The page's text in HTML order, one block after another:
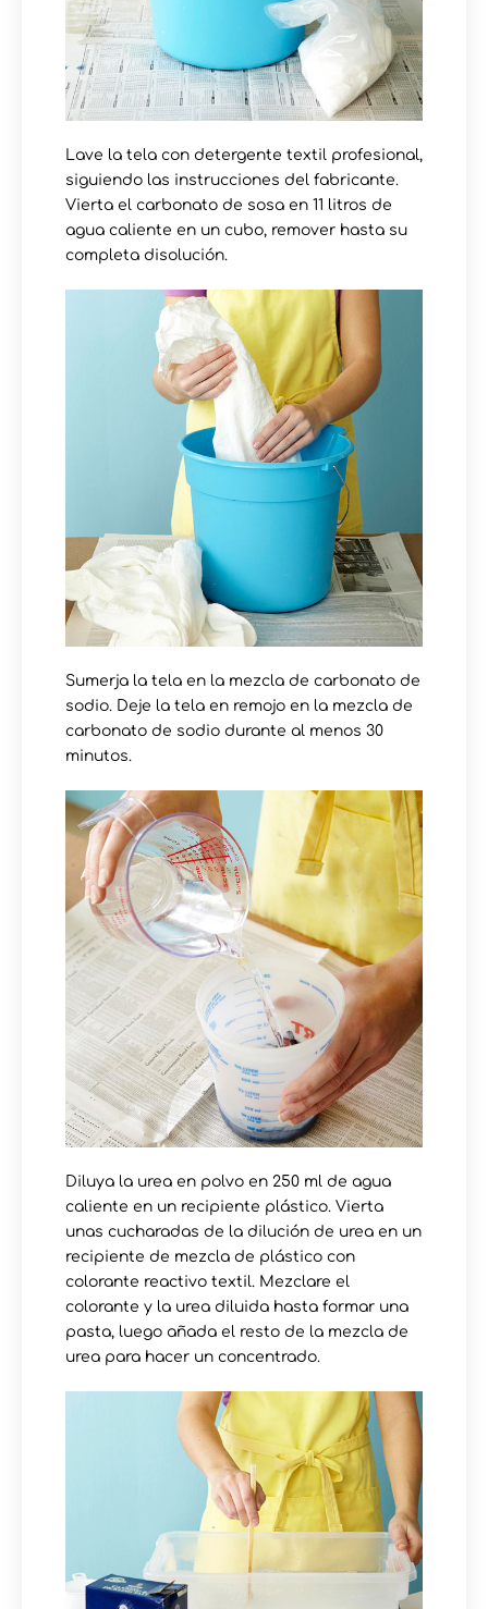
Lave la tela con detergente textil profesional,
siguiendo las instrucciones del fabricante.
Vierta el carbonato de sosa en 11 litros de
agua caliente en un cubo, remover hasta su
completa disolución.
Sumerja la tela en la mezcla de carbonato de
sodio. Deje la tela en remojo en la mezcla de
carbonato de sodio durante al menos 30
minutos.
Diluya la urea en polvo en 250 ml de agua
caliente en un recipiente plástico. Vierta
unas cucharadas de la dilución de urea en un
recipiente de mezcla de plástico con
colorante reactivo textil. Mezclare el
colorante y la urea diluida hasta formar una
pasta, luego añada el resto de la mezcla de
urea para hacer un concentrado.